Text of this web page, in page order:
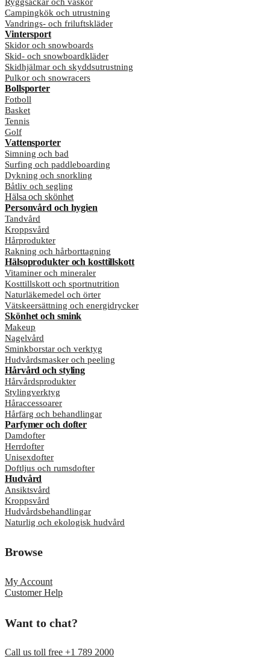
Campingkök och utrustning
Vandrings- och friluftskläder
Vintersport
Skidor och snowboards
Skid- och snowboardkläder
Skidhjälmar och skyddsutrustning
Pulkor och snowracers
Bollsporter
Fotboll
Basket
Tennis
Golf
Vattensporter
Simning och bad
Surfing och paddleboarding
Dykning och snorkling
Båtliv och segling
Hälsa och skönhet
Personvård och hygien
Tandvård
Kroppsvård
Hårprodukter
Rakning och hårborttagning
Hälsoprodukter och kosttillskott
Vitaminer och mineraler
Kosttillskott och sportnutrition
Naturläkemedel och örter
Vätskeersättning och energidrycker
Skönhet och smink
Makeup
Nagelvård
Sminkborstar och verktyg
Hudvårdsmasker och peeling
Hårvård och styling
Hårvårdsprodukter
Stylingverktyg
Håraccessoarer
Hårfärg och behandlingar
Parfymer och dofter
Damdofter
Herrdofter
Unisexdofter
Doftljus och rumsdofter
Hudvård
Ansiktsvård
Kroppsvård
Hudvårdsbehandlingar
Naturlig och ekologisk hudvård
Browse
My Account
Customer Help
Want to chat?
Call us toll free +1 789 2000